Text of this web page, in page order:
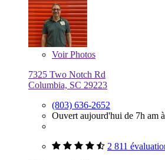
VoirPhotos
7325 Two Notch Rd
Columbia, SC 29223
(803) 636-2652
Ouvert aujourd'hui de 7h am
2 811